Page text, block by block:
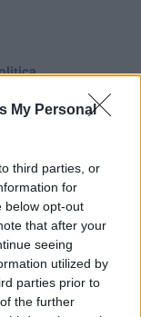
My Personal
third parties, or
for
below opt-out
that after your
seeing
utilized by
parties prior to
the further